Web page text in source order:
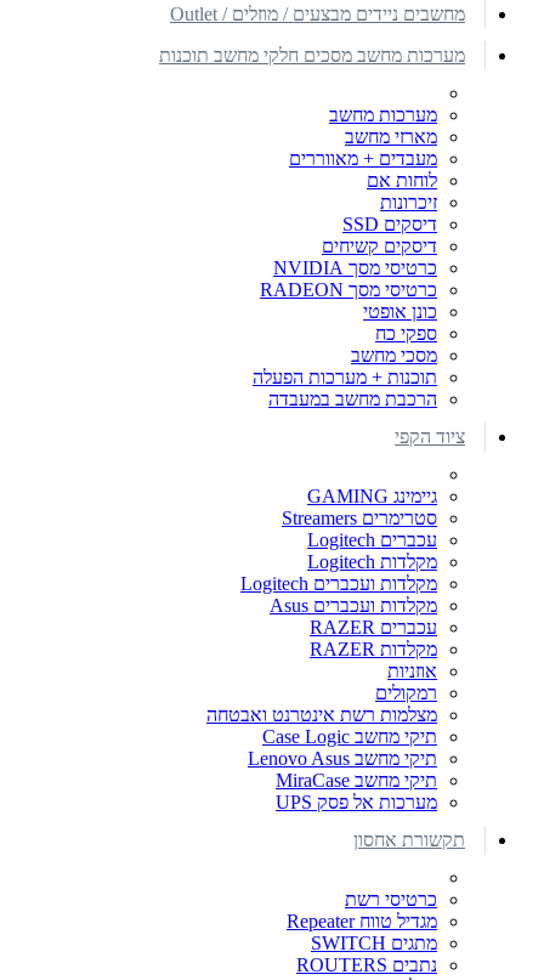
מחשבים ניידים מבצעים / מוזלים / Outlet
מערכות מחשב מסכים חלקי מחשב תוכנות
מערכות מחשב
מארזי מחשב
מעבדים + מאווררים
לוחות אם
זיכרונות
דיסקים SSD
דיסקים קשיחים
כרטיסי מסך NVIDIA
כרטיסי מסך RADEON
כונן אופטי
ספקי כח
מסכי מחשב
תוכנות + מערכות הפעלה
הרכבת מחשב במעבדה
ציוד הקפי
גיימינג GAMING
סטרימרים Streamers
עכברים Logitech
מקלדות Logitech
מקלדות ועכברים Logitech
מקלדות ועכברים Asus
עכברים RAZER
מקלדות RAZER
אוזניות
רמקולים
מצלמות רשת אינטרנט ואבטחה
תיקי מחשב Case Logic
תיקי מחשב Lenovo Asus
תיקי מחשב MiraCase
מערכות אל פסק UPS
תקשורת אחסון
כרטיסי רשת
מגדיל טווח Repeater
מתגים SWITCH
נתבים ROUTERS